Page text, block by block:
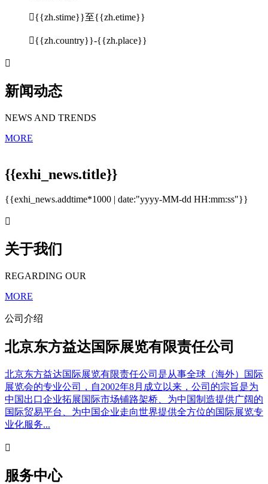
{{zh.stime}}至{{zh.etime}}
{{zh.country}}-{{zh.place}}

新闻动态
NEWS AND TRENDS
MORE
{{exhi_news.title}}
{{exhi_news.addtime*1000 | date:"yyyy-MM-dd HH:mm:ss"}}

关于我们
REGARDING OUR
MORE
公司介绍
北京东方益达国际展览有限责任公司
北京东方益达国际展览有限责任公司是从事全球（海外）国际
展览会的专业公司，自2002年8月成立以来，公司的宗旨是为
中国出口企业拓展国际市场铺路架桥、为中国制造提供广阔的
国际贸易平台、为中国企业走向世界提供全方位的国际展览专
业化服务...

服务中心